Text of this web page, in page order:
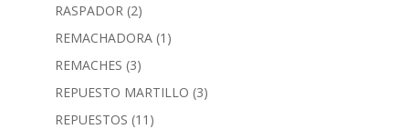
RASPADOR (2)
REMACHADORA (1)
REMACHES (3)
REPUESTO MARTILLO (3)
REPUESTOS (11)